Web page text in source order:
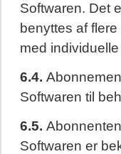
Softwaren. Det
benyttes af
med
6.4.
Softwaren til
6.5.
Softwaren er